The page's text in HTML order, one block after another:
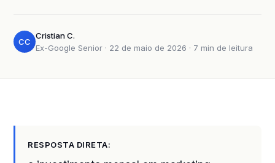
CC
Cristian C.
Ex-Google Senior · 22 de maio de 2026 · 7 min de leitura
RESPOSTA DIRETA: